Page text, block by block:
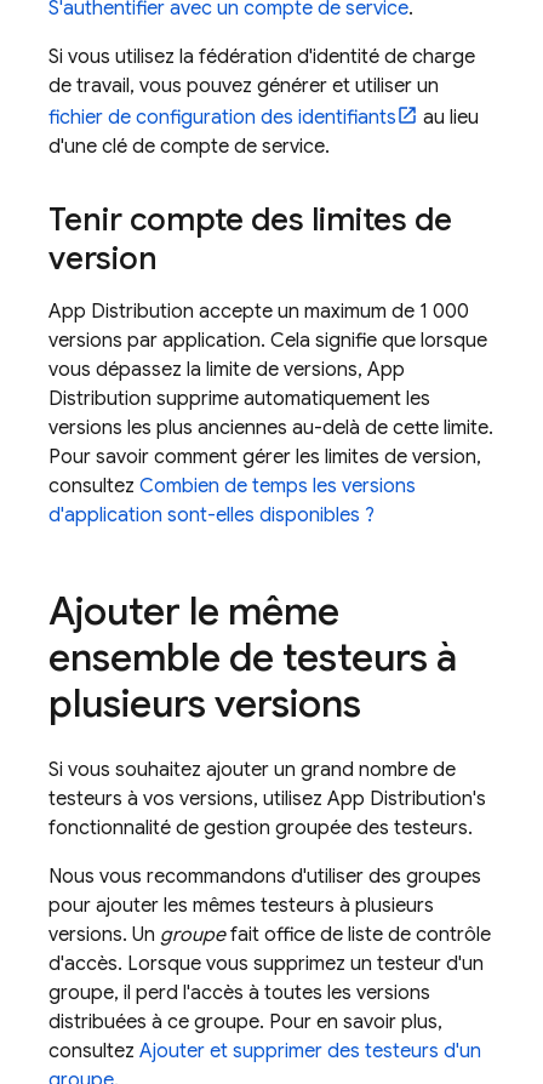
S'authentifier avec un compte de service.
Si vous utilisez la fédération d'identité de charge
de travail, vous pouvez générer et utiliser un
fichier de configuration des identifiants
au lieu
d'une clé de compte de service.
Tenir compte des limites de
version
App Distribution accepte un maximum de 1 000
versions par application. Cela signifie que lorsque
vous dépassez la limite de versions, App
Distribution supprime automatiquement les
versions les plus anciennes au-delà de cette limite.
Pour savoir comment gérer les limites de version,
consultez Combien de temps les versions
d'application sont-elles disponibles ?
Ajouter le même
ensemble de testeurs à
plusieurs versions
Si vous souhaitez ajouter un grand nombre de
testeurs à vos versions, utilisez App Distribution's
fonctionnalité de gestion groupée des testeurs.
Nous vous recommandons d'utiliser des groupes
pour ajouter les mêmes testeurs à plusieurs
versions. Un groupefait office de liste de contrôle
d'accès. Lorsque vous supprimez un testeur d'un
groupe, il perd l'accès à toutes les versions
distribuées à ce groupe. Pour en savoir plus,
consultez Ajouter et supprimer des testeurs d'un